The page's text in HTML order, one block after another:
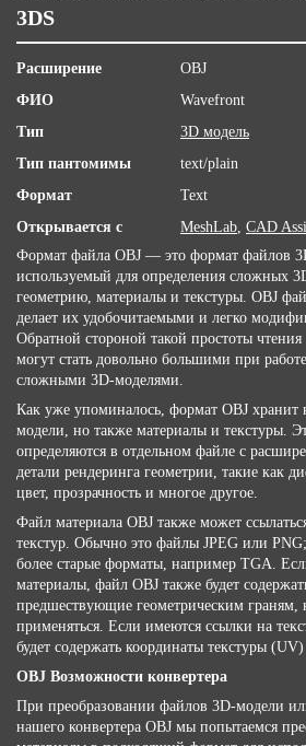
3DS
Расширение
OBJ
ФИО
Wavefront
Тип
3D модель
Тип пантомимы
text/plain
Формат
Text
Открывается с
MeshLab, CAD
Формат файла OBJ — это формат файлов
используемый для определения сложных
геометрию, материалы и текстуры. OBJ
делает их удобочитаемыми и легко
Обратной стороной такой простоты чтения
могут стать довольно большими при
сложными 3D-моделями.
Как уже упоминалось, формат OBJ хранит
модели, но также материалы и текстуры.
определяются в отдельном файле с
детали рендеринга геометрии, такие как
цвет, прозрачность и многое другое.
Файл материала OBJ также может
текстур. Обычно это файлы JPEG или
более старые форматы, например TGA.
материалы, файл OBJ также будет
предшествующие геометрическим
применяться. Если имеются ссылки на
будет содержать координаты текстуры
OBJ Возможности конвертера
При преобразовании файлов 3D-модели
нашего конвертера OBJ мы попытаемся